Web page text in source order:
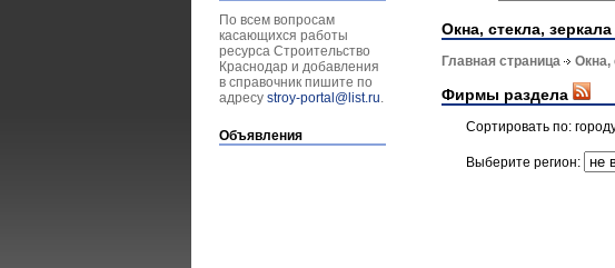
По всем вопросам
касающихся работы
ресурса Строительство
Краснодар и добавления
в справочник пишите по
адресу stroy-portal@list.ru.
Объявления
Окна, стекла, зеркала
Главная страница Окна,
Фирмы раздела
Сортировать по:
Выберите регион: